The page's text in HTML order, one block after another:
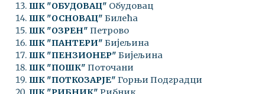
ШК "ОБУДОВАЦ" Обудовац
ШК "ОСНОВАЦ" Билећа
ШК "ОЗРЕН" Петрово
ШК "ПАНТЕРИ" Бијељина
ШК "ПЕНЗИОНЕР" Бијељина
ШК "ПОШК" Поточани
ШК "ПОТКОЗАРЈЕ" Горњи Подградци